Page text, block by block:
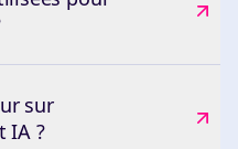
sur
IA ?